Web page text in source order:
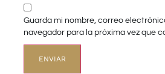
Guarda mi nombre, correo
navegador para la próxima vez que